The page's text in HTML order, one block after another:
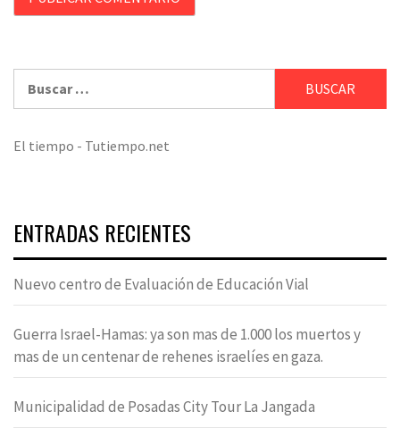
El tiempo - Tutiempo.net
ENTRADAS RECIENTES
Nuevo centro de Evaluación de Educación Vial
Guerra Israel-Hamas: ya son mas de 1.000 los muertos y
mas de un centenar de rehenes israelíes en gaza.
Municipalidad de Posadas City Tour La Jangada